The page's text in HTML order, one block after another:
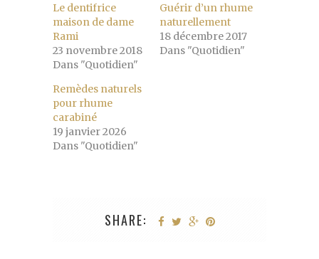
Le dentifrice
maison de dame
Rami
23 novembre 2018
Dans "Quotidien"
Guérir d’un rhume
naturellement
18 décembre 2017
Dans "Quotidien"
Remèdes naturels
pour rhume
carabiné
19 janvier 2026
Dans "Quotidien"
SHARE: